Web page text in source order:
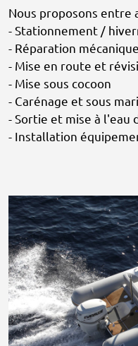
Nous proposons entre
- Stationnement /
- Réparation mécanique
- Mise en route et
- Mise sous cocoon
- Carénage et sous
- Sortie et mise à l'eau
- Installation